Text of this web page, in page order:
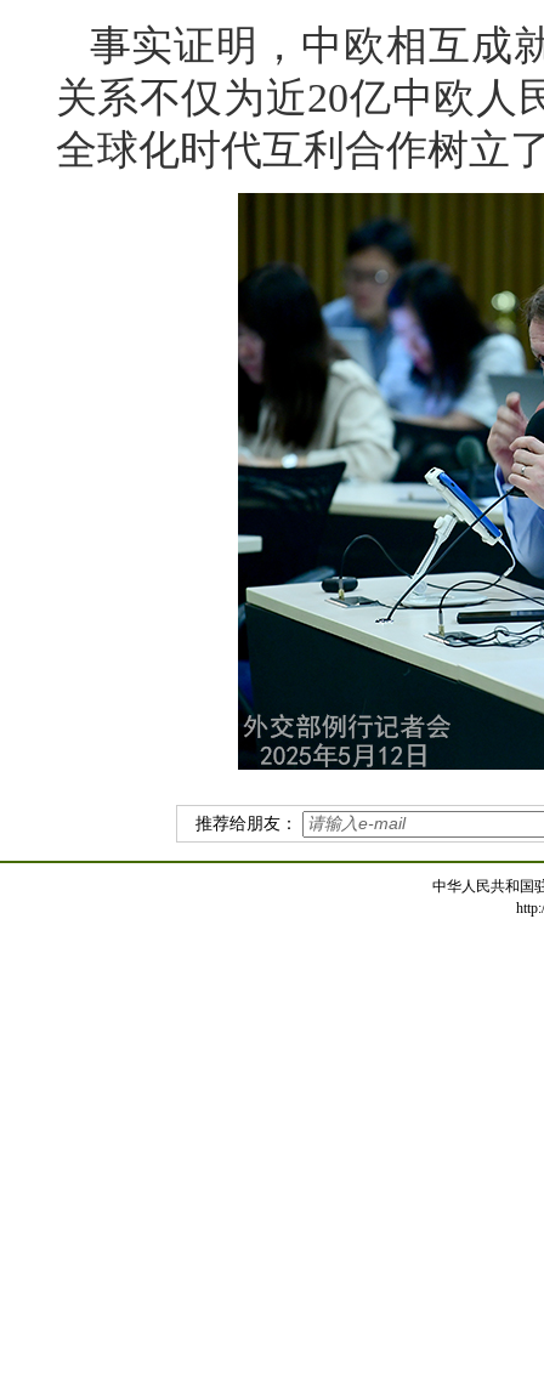
事实证明，中欧相互成
关系不仅为近20亿中欧人
全球化时代互利合作树立
推荐给朋友：
中华人民共和国